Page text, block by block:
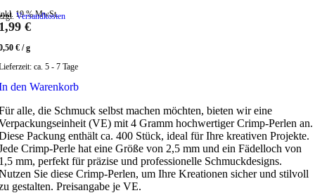
19 % MwSt.
Versandkosten
€
€ /g
ca. 5 - 7 Tage
den Warenkorb
alle, die Schmuck selbst machen möchten, bieten wir eine
(VE) mit 4 Gramm hochwertiger Crimp-Perlen an.
Packung enthält ca. 400 Stück, ideal für Ihre kreativen Projekte.
Crimp-Perle hat eine Größe von 2,5 mm und ein Fädelloch von
mm, perfekt für präzise und professionelle Schmuckdesigns.
Sie diese Crimp-Perlen, um Ihre Kreationen sicher und stilvoll
gestalten. Preisangabe je VE.